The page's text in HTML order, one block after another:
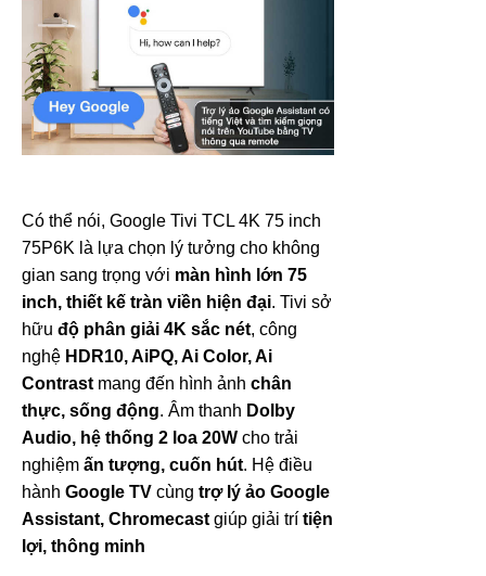
Có thể nói, Google Tivi TCL 4K 75 inch
75P6K là lựa chọn lý tưởng cho không
gian sang trọng với màn hình lớn 75
inch, thiết kế tràn viền hiện đại. Tivi sở
hữu độ phân giải 4K sắc nét, công
nghệ HDR10, AiPQ, Ai Color, Ai
Contrast mang đến hình ảnh chân
thực, sống động. Âm thanh Dolby
Audio, hệ thống 2 loa 20W cho trải
nghiệm ấn tượng, cuốn hút. Hệ điều
hành Google TV cùng trợ lý ảo Google
Assistant, Chromecast giúp giải trí tiện
lợi, thông minh